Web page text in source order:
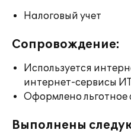
Налоговый учет
Сопровождение:
Используется
интернет-сервисы
Оформлено
Выполнены